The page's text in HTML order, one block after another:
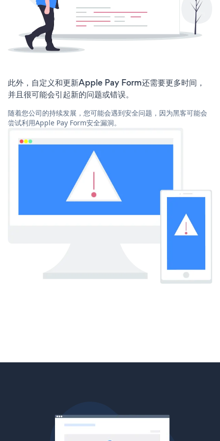
此外，自定义和更新Apple Pay Form还需要更多时间，
并且很可能会引起新的问题或错误。
随着您公司的持续发展，您可能会遇到安全问题，因为黑客可能会
尝试利用Apple Pay Form安全漏洞。